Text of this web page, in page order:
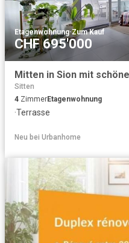
Etagenwohnung·Zum Kauf
CHF 695'000
Mitten in Sion mit
Sitten
4 ZimmerEtagenwohnung
·Terrasse
Neu bei Urbanhome